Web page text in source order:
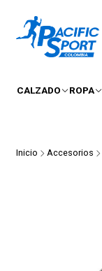
CALZADO ROPA
Inicio Accesorios